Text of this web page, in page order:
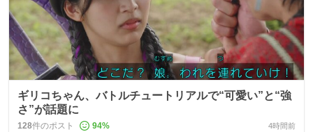
ギリコちゃん、バトルチュートリアルで“可愛い”と“強
さ”が話題に
128件のポスト 94% 4時間前